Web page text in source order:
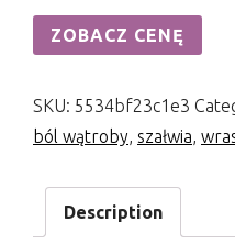
ZOBACZ CENĘ
SKU: 5534bf23c1e3
ból wątroby, szałwia,
Description